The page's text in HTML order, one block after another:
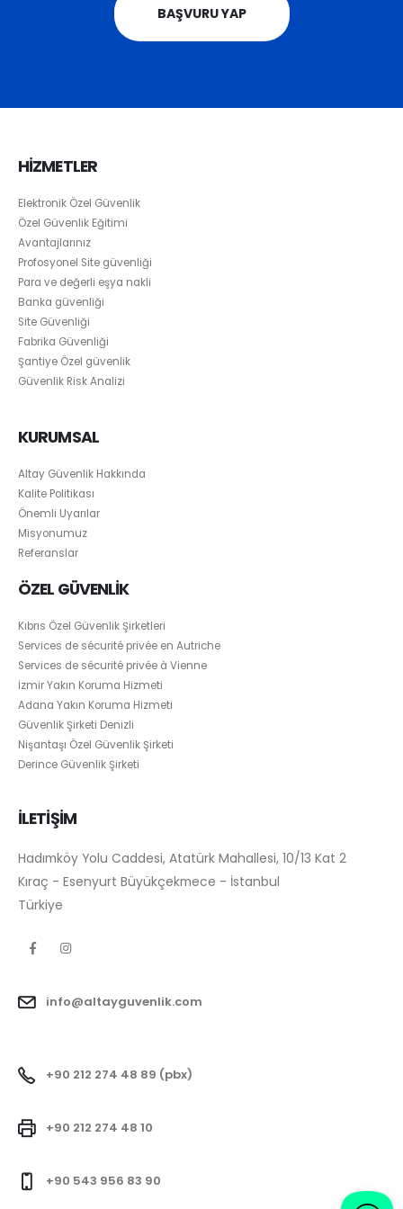
BAŞVURU YAP
HİZMETLER
Elektronik Özel Güvenlik
Özel Güvenlik Eğitimi
Avantajlarınız
Profosyonel Site güvenliği
Para ve değerli eşya nakli
Banka güvenliği
Site Güvenliği
Fabrika Güvenliği
Şantiye Özel güvenlik
Güvenlik Risk Analizi
KURUMSAL
Altay Güvenlik Hakkında
Kalite Politikası
Önemli Uyarılar
Misyonumuz
Referanslar
ÖZEL GÜVENLİK
Kıbrıs Özel Güvenlik Şirketleri
Services de sécurité privée en Autriche
Services de sécurité privée à Vienne
İzmir Yakın Koruma Hizmeti
Adana Yakın Koruma Hizmeti
Güvenlik Şirketi Denizli
Nişantaşı Özel Güvenlik Şirketi
Derince Güvenlik Şirketi
İLETİŞİM
Hadımköy Yolu Caddesi, Atatürk Mahallesi, 10/13 Kat 2
Kıraç - Esenyurt Büyükçekmece - İstanbul
Türkiye
info@altayguvenlik.com
+90 212 274 48 89 (pbx)
+90 212 274 48 10
+90 543 956 83 90